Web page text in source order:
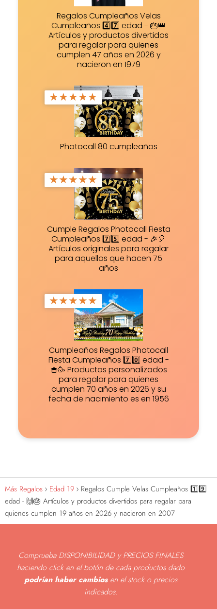
Regalos Cumpleaños Velas
Cumpleaños 4️⃣7️⃣ edad - 🎂👑
Artículos y productos divertidos
para regalar para quienes
cumplen 47 años en 2026 y
nacieron en 1979
★★★★★
Photocall 80 cumpleaños
★★★★★
Cumple Regalos Photocall Fiesta
Cumpleaños 7️⃣5️⃣ edad - 🎉🎈
Artículos originales para regalar
para aquellos que hacen 75
años
★★★★★
Cumpleaños Regalos Photocall
Fiesta Cumpleaños 7️⃣0️⃣ edad -
🧁🥳 Productos personalizados
para regalar para quienes
cumplen 70 años en 2026 y su
fecha de nacimiento es en 1956
Más Regalos Edad 19
Regalos Cumple Velas Cumpleaños 1️⃣9️⃣
edad - 🙌🎂 Artículos y productos divertidos para regalar para
quienes cumplen 19 años en 2026 y nacieron en 2007
Comprueba DISPONIBILIDAD y PRECIOS FINALES
haciendo click en el botón de cada productos dado
podrían haber cambiosen el stock o precios
indicados.